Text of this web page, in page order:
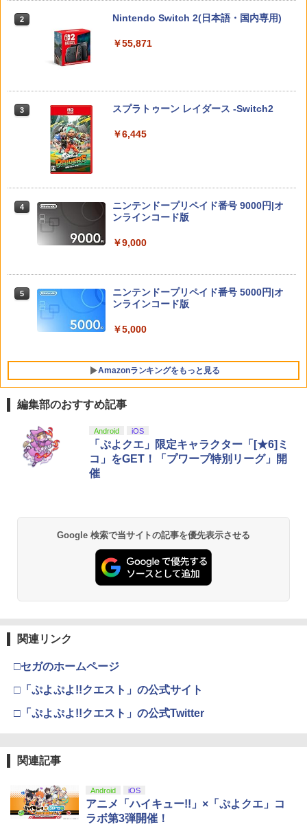
2
ハードケース for Nintendo Switch 2 ブ
3
ション Nintendo Switch 2 Edition
4
ファイアーエムブレム 万紫千紅 【Switc
【特典】進撃の巨人3 Switch2版(【早
期購入封入特典】DLC)
ndo ポパイ 【中古】
リーズ SG-1000/SC-3000シリーズ オー
ルドゲームソフト SC-3000 モナコGP
【中古】
￥2,650
5
【新品】【amiibo】amiibo メタナイト
＆デビルスター（カービィのエアライダ
￥6,050
￥10,296
「鬼滅の刃」無限城編 第一章 猗窩座再
来(完全生産限定版)【Blu-ray】(かるた
呼世晴 ]
2 Nintendo Switch 2(日本語・国内専用)
￥55,871
3 スプラトゥーン レイダース -Switch2
￥6,445
4
ニンテンドープリペイド番号 9000円|オ
ンラインコード版
￥9,000
5
ニンテンドープリペイド番号 5000円|オ
ンラインコード版
￥5,000
Amazonランキングをもっと見る
PlayStation 5 デジタル・エディション
日本語専用 Console Language: Japan
ese only (CFI-2200B01)
Beast of Reincarnation -PS5 【特典】
プロダクトコード 封入
￥7,286
￥11,849
【純正品】DualSense ワイヤレスコン
5
【純正品】DualSense ワイヤレスコン
トローラー(CFI-ZCT2J)
【純正品】Xbox ワイヤレス コントロー
ラー + USB-C® ケーブル
2
【純正品】Xbox ワイヤレス コントロー
ラー (ロボット ホワイト)
￥7,681
【純正品】Xbox ワイヤレス コントロー
4
【純正品】Xbox 充電式バッテリー + US
5
【純正品】Xbox Elite ワイヤレス コン
トローラー Series 2 Core Edition (ホワ
イト)
劇場版「鬼滅の刃」無限城編 第一章 猗
窩座再来 通常版 [Blu-ray]
劇場版「鬼滅の刃」無限城編 第一章 猗
窩座再来 通常版 [DVD]
￥3,523
(オリジナル特典:オリジナル巾着＋メー
カー特典:【坤と離】二振りの剣、十翼よ
り来たる！スタジオ描き下ろしイラスト
ボード付) [Blu-ray]
￥10,780
￥8,698
編集部のおすすめ記事
Android iOS
「ぷよクエ」限定キャラクター「[★6]ミ
コ」をGET！「プワープ特別リーグ」開
催
Google 検索で当サイトの記事を優先表示させる
関連リンク
□セガのホームページ
□「ぷよぷよ!!クエスト」の公式サイト
□「ぷよぷよ!!クエスト」の公式Twitter
関連記事
Android iOS
アニメ「ハイキュー!!」×「ぷよクエ」コ
ラボ第3弾開催！